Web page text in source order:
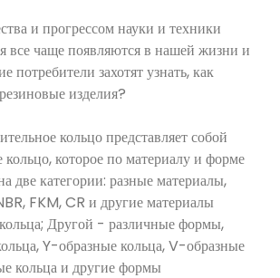
и прогрессом науки и техники
все чаще появляются в нашей жизни и
потребители захотят узнать, как
изделия?
кольцо представляет собой
кольцо, которое по материалу и форме
две категории: разные материалы,
FKM, CR и другие материалы
Другой - различные формы,
Y-образные кольца, V-образные
кольца и другие формы